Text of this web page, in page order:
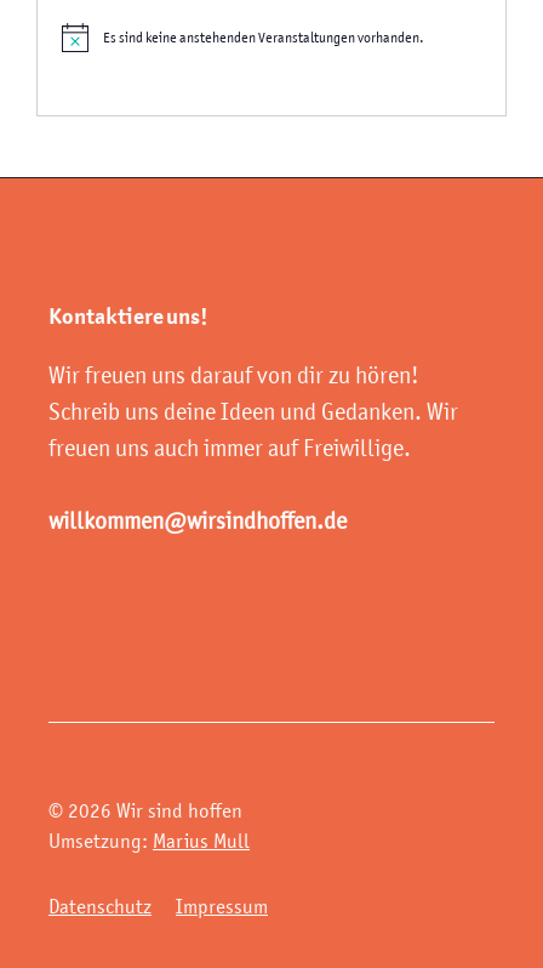
HinweisEs sind keine anstehenden Veranstaltungen vorhanden.
Kontaktiere uns!
Wir freuen uns darauf von dir zu hören!
Schreib uns deine Ideen und Gedanken. Wir
freuen uns auch immer auf Freiwillige.
willkommen@wirsindhoffen.de
© 2026 Wir sind hoffen
Umsetzung: Marius Mull
Datenschutz Impressum